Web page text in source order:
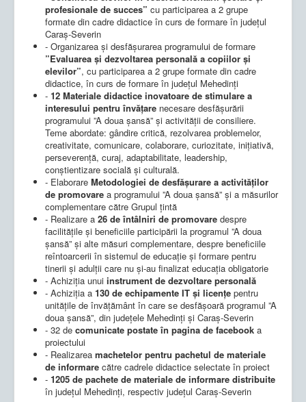
profesionale de succes” cu participarea a 2 grupe
formate din cadre didactice în curs de formare în județul
Caraș-Severin
- Organizarea și desfășurarea programului de formare
”Evaluarea și dezvoltarea personală a copiilor și
elevilor”, cu participarea a 2 grupe formate din cadre
didactice, în curs de formare în județul Mehedinți
- 12 Materiale didactice inovatoare de stimulare a
interesului pentru învățare necesare desfășurării
programului ”A doua șansă” și activității de consiliere.
Teme abordate: gândire critică, rezolvarea problemelor,
creativitate, comunicare, colaborare, curiozitate, inițiativă,
perseverență, curaj, adaptabilitate, leadership,
conștientizare socială și culturală.
- Elaborare Metodologiei de desfășurare a activităților
de promovare a programului ”A doua șansă” și a măsurilor
complementare către Grupul țintă
- Realizare a 26 de întâlniri de promovare despre
facilitățile și beneficiile participării la programul ”A doua
șansă” și alte măsuri complementare, despre beneficiile
reîntoarcerii în sistemul de educație și formare pentru
tinerii și adulții care nu și-au finalizat educația obligatorie
- Achiziția unui instrument de dezvoltare personală
- Achiziția a 130 de echipamente IT și licențe pentru
unitățile de învățământ în care se desfășoară programul ”A
doua șansă”, din județele Mehedinți și Caraș-Severin
- 32 de comunicate postate în pagina de facebook a
proiectului
- Realizarea machetelor pentru pachetul de materiale
de informare către cadrele didactice selectate în proiect
- 1205 de pachete de materiale de informare distribuite
în județul Mehedinți, respectiv județul Caraș-Severin